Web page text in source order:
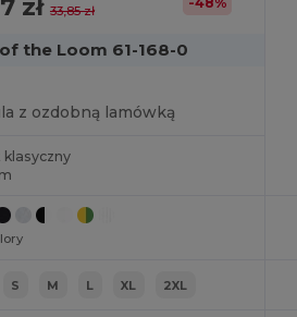
33,85 zł
the Loom 61-168-0
z ozdobną lamówką
klasyczny
S M L XL 2XL